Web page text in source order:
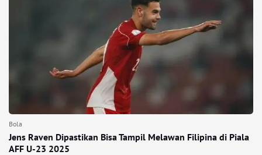
Bola
Jens Raven Dipastikan Bisa Tampil Melawan Filipina di Piala
AFF U-23 2025